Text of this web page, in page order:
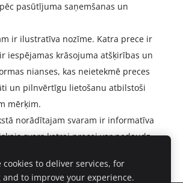
pasūtījuma saņemšanas un
ir ilustratīva nozīme. Katra prece ir
iespējamas krāsojuma atšķirības un
nianses, kas neietekmē preces
un pilnvērtīgu lietošanu atbilstoši
mērķim.
norādītajam svaram ir informatīva
svarskatrai precei var nedaudz
cookies to deliver services, for
and to improve your experience.